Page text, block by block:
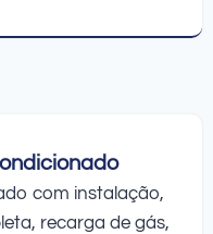
com instalação,
recarga de gás,